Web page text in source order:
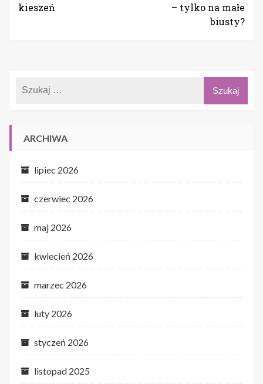
kieszeń
– tylko na małe
biusty?
ARCHIWA
lipiec 2026
czerwiec 2026
maj 2026
kwiecień 2026
marzec 2026
luty 2026
styczeń 2026
listopad 2025